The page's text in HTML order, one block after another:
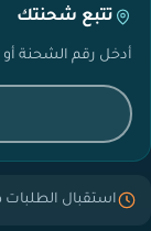
تتبع شحنتك
أدخل رقم الشحنة أو
استقبال